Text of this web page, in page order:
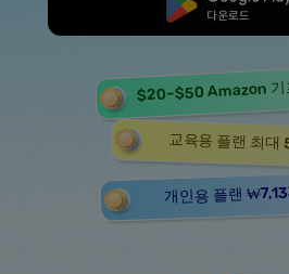
무료로 시
$20~$50 Amazon 기
교육용 플랜 최대
개인용 플랜